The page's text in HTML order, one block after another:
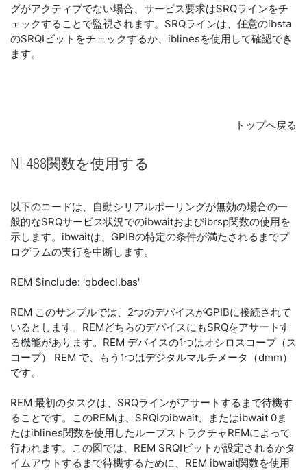
グがアクティブでない場合、サービス要求はSRQラインをチ
ェックすることで監視されます。SRQラインは、任意のibsta
のSRQIビットをチェックするか、iblinesを使用して確認でき
ます。
トップへ戻る
NI-488関数を使用する
以下のコードは、自動シリアルポーリングが無効の場合の一
般的なSRQサービス状況でのibwaitおよびibrsp関数の使用を
示します。ibwaitは、GPIBの特定の条件が満たされるまでプ
ログラムの実行を中断します。
REM $include: 'qbdecl.bas'
REM このサンプルでは、2つのデバイスがGPIBに接続されて
いるとします。REMどちらのデバイスにもSRQをアサートす
る機能があります。REM デバイスの1つはオシロスコープ（ス
コープ） REM で、もう1つはデジタルマルチメータ（dmm）
です。
REM 最初のタスクは、SRQラインがアサートするまで待機す
ることです。このREMは、SRQIのibwait、またはibwait 0ま
たはiblines関数を使用したループストラクチャREMによって
行われます。この図では、REM SRQIビットが設定されるかタ
イムアウトするまで待機するために、REM ibwait関数を使用